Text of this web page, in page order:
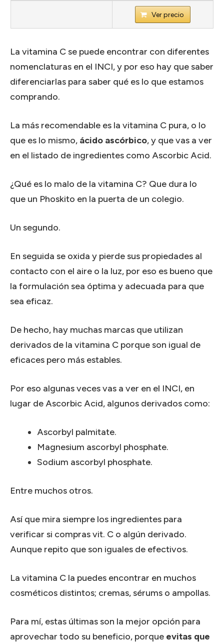
Ver precio
La vitamina C se puede encontrar con diferentes
nomenclaturas en el INCI, y por eso hay que saber
diferenciarlas para saber qué es lo que estamos
comprando.
La más recomendable es la vitamina C pura, o lo
que es lo mismo, ácido ascórbico, y que vas a ver
en el listado de ingredientes como Ascorbic Acid.
¿Qué es lo malo de la vitamina C? Que dura lo
que un Phoskito en la puerta de un colegio.
Un segundo.
En seguida se oxida y pierde sus propiedades al
contacto con el aire o la luz, por eso es bueno que
la formulación sea óptima y adecuada para que
sea eficaz.
De hecho, hay muchas marcas que utilizan
derivados de la vitamina C porque son igual de
eficaces pero más estables.
Por eso algunas veces vas a ver en el INCI, en
lugar de Ascorbic Acid, algunos derivados como:
Ascorbyl palmitate.
Magnesium ascorbyl phosphate.
Sodium ascorbyl phosphate.
Entre muchos otros.
Así que mira siempre los ingredientes para
verificar si compras vit. C o algún derivado.
Aunque repito que son iguales de efectivos.
La vitamina C la puedes encontrar en muchos
cosméticos distintos; cremas, sérums o ampollas.
Para mí, estas últimas son la mejor opción para
aprovechar todo su beneficio, porque evitas que